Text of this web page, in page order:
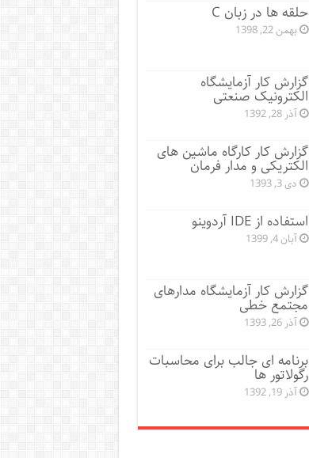
حلقه ها در زبان C
بهمن 22, 1398
گزارش کار آزمایشگاه
الکترونیک صنعتی
آذر 28, 1392
گزارش کار کارگاه ماشین های
الکتریکی و مدار فرمان
دی 3, 1393
استفاده از IDE آردوینو
آبان 4, 1399
گزارش کار آزمایشگاه مدارهای
مجتمع خطی
آذر 26, 1393
برنامه ای جالب برای محاسبات
رگولاتور ها
آذر 19, 1392